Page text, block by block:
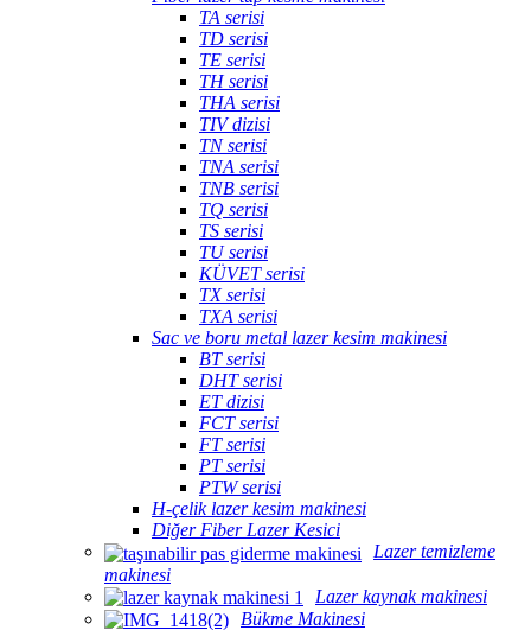
TA serisi
TD serisi
TE serisi
TH serisi
THA serisi
TIV dizisi
TN serisi
TNA serisi
TNB serisi
TQ serisi
TS serisi
TU serisi
KÜVET serisi
TX serisi
TXA serisi
Sac ve boru metal lazer kesim makinesi
BT serisi
DHT serisi
ET dizisi
FCT serisi
FT serisi
PT serisi
PTW serisi
H-çelik lazer kesim makinesi
Diğer Fiber Lazer Kesici
Lazer temizleme
makinesi
Lazer kaynak makinesi
Bükme Makinesi